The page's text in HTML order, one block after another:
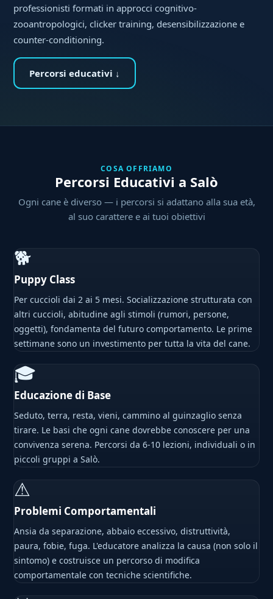
professionisti formati in approcci cognitivo-
zooantropologici, clicker training, desensibilizzazione e
counter-conditioning.
Percorsi educativi ↓
COSA OFFRIAMO
Percorsi Educativi a Salò
Ogni cane è diverso — i percorsi si adattano alla sua età,
al suo carattere e ai tuoi obiettivi
🐕
Puppy Class
Per cuccioli dai 2 ai 5 mesi. Socializzazione strutturata con
altri cuccioli, abitudine agli stimoli (rumori, persone,
oggetti), fondamenta del futuro comportamento. Le prime
settimane sono un investimento per tutta la vita del cane.
🎓
Educazione di Base
Seduto, terra, resta, vieni, cammino al guinzaglio senza
tirare. Le basi che ogni cane dovrebbe conoscere per una
convivenza serena. Percorsi da 6-10 lezioni, individuali o in
piccoli gruppi a Salò.
⚠
Problemi Comportamentali
Ansia da separazione, abbaio eccessivo, distruttività,
paura, fobie, fuga. L'educatore analizza la causa (non solo il
sintomo) e costruisce un percorso di modifica
comportamentale con tecniche scientifiche.